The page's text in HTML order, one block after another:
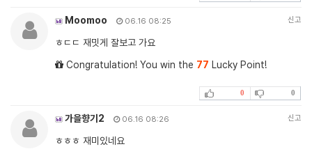
Moomoo 06.16 08:25 신고
ㅎㄷㄷ 재밋게 잘보고 가요
Congratulation! You win the 77 Lucky Point!
0 0
가을향기2 06.16 08:26 신고
ㅎㅎㅎ 재미있네요